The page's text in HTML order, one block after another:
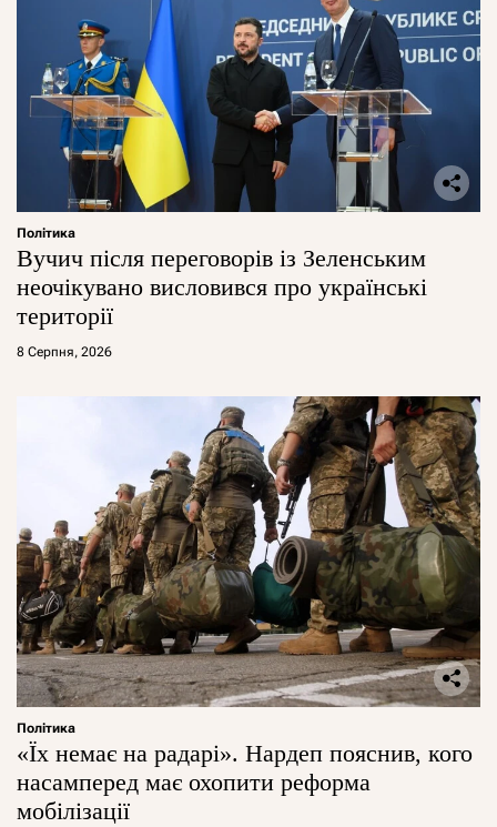
Політика
Вучич після переговорів із Зеленським
неочікувано висловився про українські
території
8 Серпня, 2026
Політика
«Їх немає на радарі». Нардеп пояснив, кого
насамперед має охопити реформа
мобілізації